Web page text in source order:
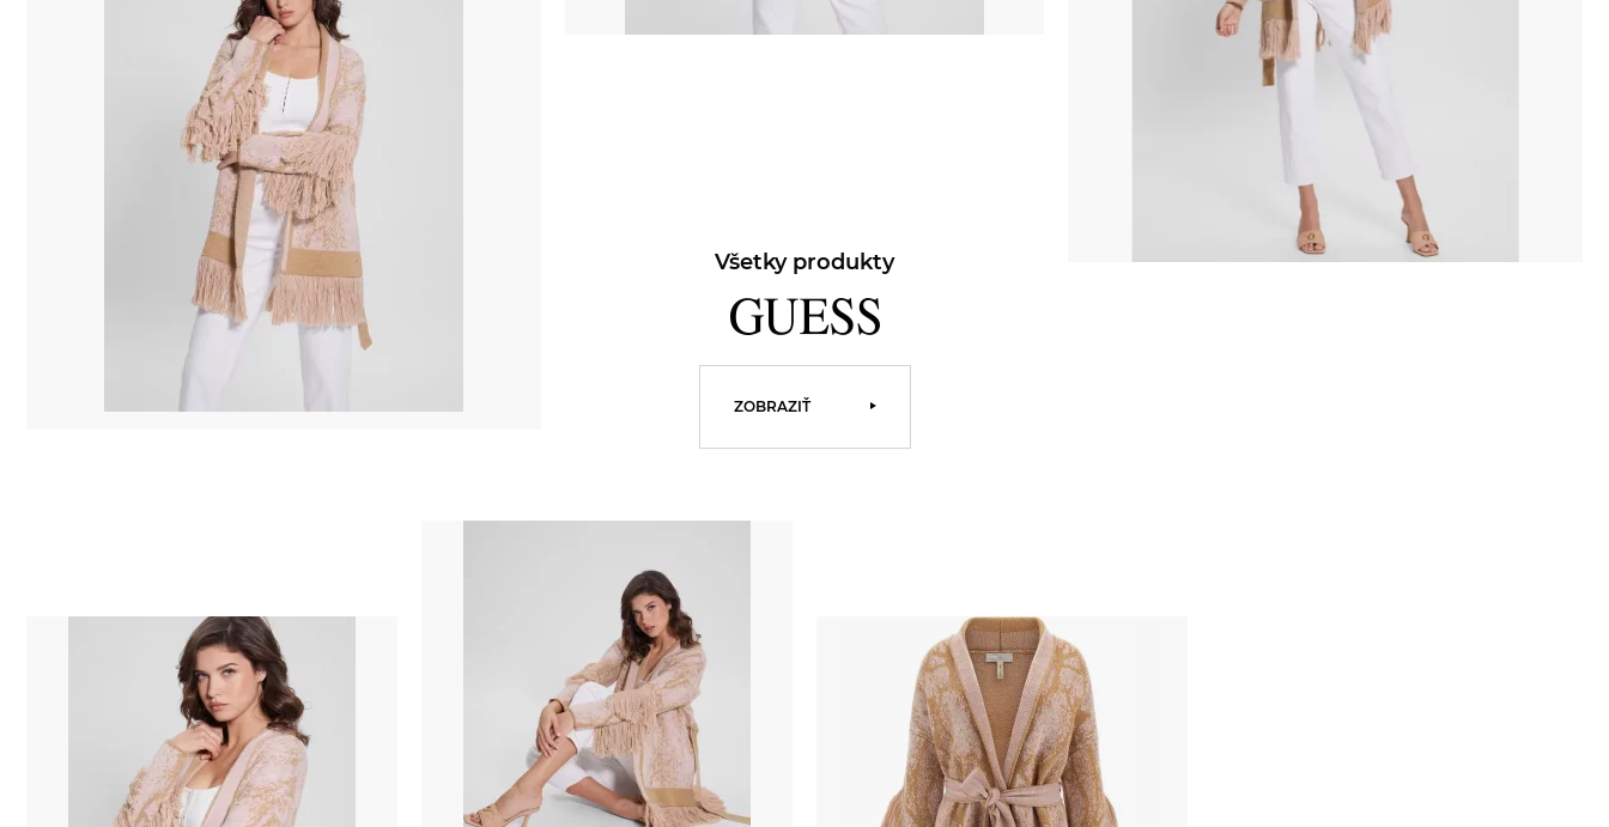
Všetky produkty
ZOBRAZIŤ